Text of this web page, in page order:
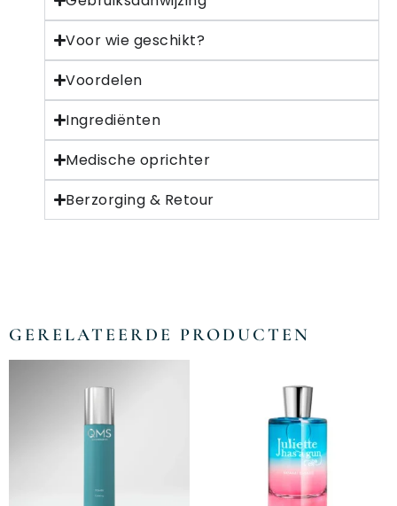
Voor wie geschikt?
Voordelen
Ingrediënten
Medische oprichter
Berzorging & Retour
GERELATEERDE PRODUCTEN